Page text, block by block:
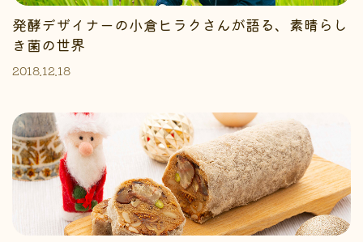
発酵デザイナーの小倉ヒラクさんが語る、素晴らし
き菌の世界
2018.12.18